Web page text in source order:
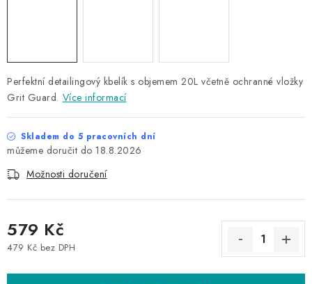
Perfektní detailingový kbelík s objemem 20L včetně ochranné vložky
Grit Guard. Více informací
Skladem do 5 pracovních dní
18.8.2026
Možnosti doručení
579 Kč
479 Kč bez DPH